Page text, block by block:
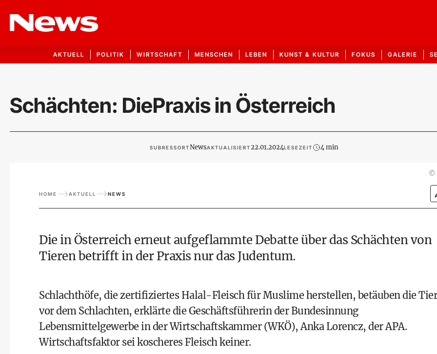
AKTUELL POLITIK WIRTSCHAFT MENSCHEN LEBEN KUNST & KULTUR FOKUS GALERIE
Schächten: DiePraxis in Österreich
SUBRESSORTNewsAKTUALISIERT22.01.2024LESEZEIT 4 min
©
HOME AKTUELL NEWS
Die in Österreich erneut aufgeflammte Debatte über das Schächten von
Tierenbetrifft in der Praxis nur das Judentum.
Schlachthöfe, die zertifiziertes Halal-Fleisch für Muslime herstellen, betäuben die
vor dem Schlachten, erklärte die Geschäftsführerin der Bundesinnung
Lebensmittelgewerbe in der Wirtschaftskammer (WKÖ), Anka Lorencz, der APA.
Wirtschaftsfaktor sei koscheres Fleisch keiner.